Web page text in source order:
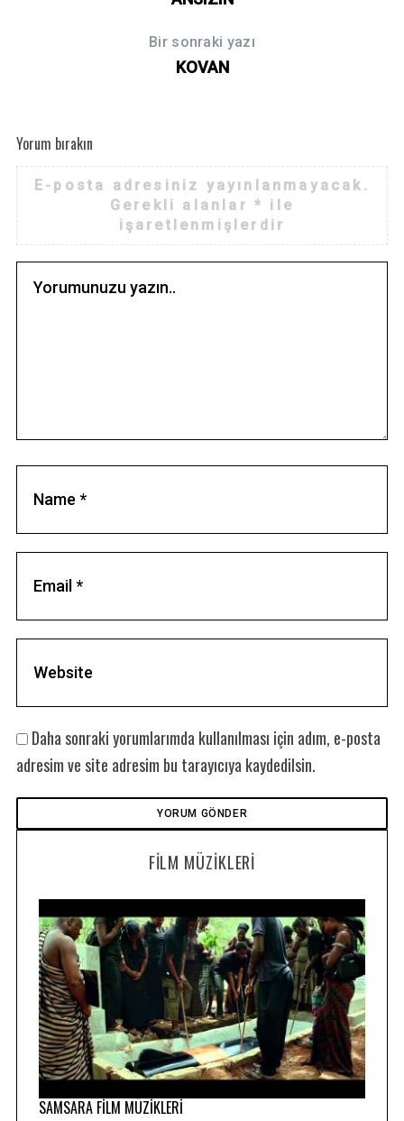
Bir sonraki yazı
KOVAN
Yorum bırakın
E-posta adresiniz yayınlanmayacak.
Gerekli alanlar* ile
işaretlenmişlerdir
Daha sonraki yorumlarımda kullanılması için adım, e-posta
adresim ve site adresim bu tarayıcıya kaydedilsin.
FILM MÜZIKLERI
SAMSARA FİLM MÜZİKLERİ